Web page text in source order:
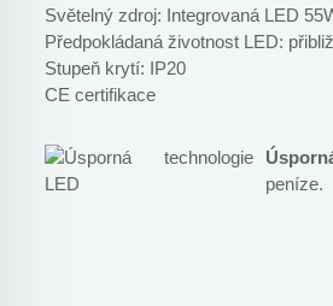
Světelný zdroj: Integrovaná LED
Předpokládaná životnost LED:
Stupeň krytí: IP20
CE certifikace
peníze.